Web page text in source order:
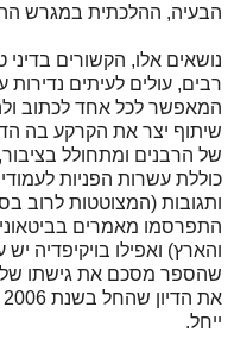
הבעיה, ההלכתית במגרש
נושאים אלו, הקשורים בדיני
רבים, עולים לעיתים
המאפשר לכל אחד לכתוב
שיתוף יצר את הקרקע בה
של הרבנים ומתחולל
כוללת עשרות הפניות
התפרסמו מאמרים
והארץ) ואפילו בויקיפדיה
שהספר מסכם את גישתו של
ייחל.